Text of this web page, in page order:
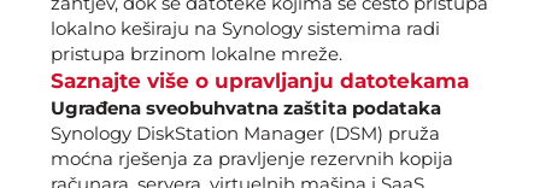
lokalno keširaju na Synology sistemima radi
pristupa brzinom lokalne mreže.
Saznajte više o upravljanju datotekama
Ugrađena sveobuhvatna zaštita podataka
Synology DiskStation Manager (DSM) pruža
moćna rješenja za pravljenje rezervnih kopija
računara, servera, virtuelnih mašina i SaaS